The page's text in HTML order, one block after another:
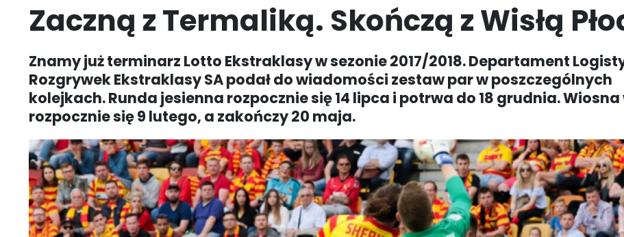
Zaczną z Termaliką. Skończą z Wisłą
Znamy już terminarz Lotto Ekstraklasy w sezonie 2017/2018. Departament
Rozgrywek Ekstraklasy SA podał do wiadomości zestaw par w poszczególnych
kolejkach. Runda jesienna rozpocznie się 14 lipca i potrwa do 18 grudnia. Wiosna
rozpocznie się 9 lutego, a zakończy 20 maja.